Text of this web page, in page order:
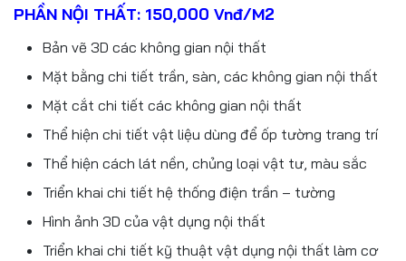
PHẦN NỘI THẤT: 150,000 Vnđ/m2
Bản vẽ 3D các không gian nội thất
Mặt bằng chi tiết trần, sàn, các không gian nội thất
Mặt cắt chi tiết các không gian nội thất
Thể hiện chi tiết vật liệu dùng để ốp tường trang trí
Thể hiện cách lát nền, chủng loại vật tư, màu sắc
Triển khai chi tiết hệ thống điện trần – tường
Hình ảnh 3D của vật dụng nội thất
Triển khai chi tiết kỹ thuật vật dụng nội thất làm cơ